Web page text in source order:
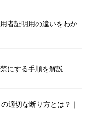
者証明用の違いをわか
禁にする手順を解説
の適切な断り方とは？｜